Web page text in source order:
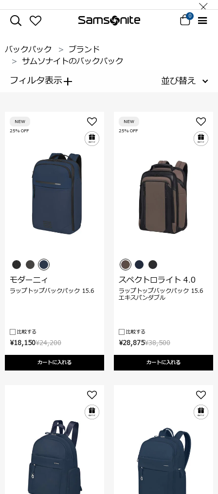
0
バックパック
ブランド
サムソナイトのバックパック
フィルタ表示+ 並び替え
¥24,200
¥18,150
カートに入れる
25% OFF
NEW
モダーニィ
ラップトップバックパック 15.6
比較する
¥38,500
¥28,875
カートに入れる
25% OFF
NEW
スペクトロライト 4.0
ラップトップバックパック 15.6
エキスパンダブル
比較する